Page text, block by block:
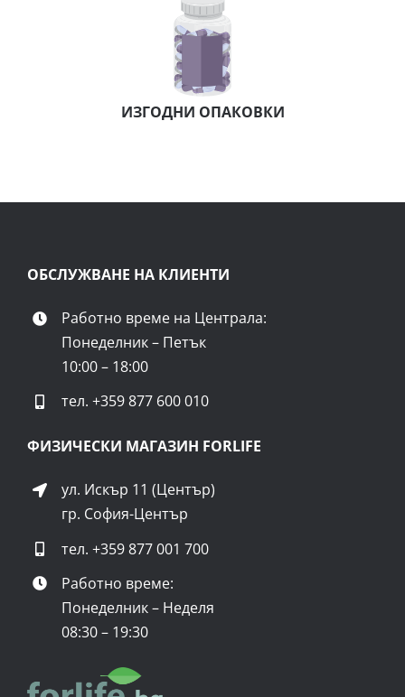
ИЗГОДНИ ОПАКОВКИ
ОБСЛУЖВАНЕ НА КЛИЕНТИ
Работно време на Централа:
Понеделник – Петък
10:00 – 18:00
тел.+359 877 600 010
ФИЗИЧЕСКИ МАГАЗИН FORLIFE
ул. Искър 11 (Център)
гр. София-Център
тел.+359 877 001 700
Работно време:
Понеделник – Неделя
08:30 – 19:30